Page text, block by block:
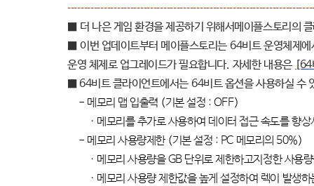
■ 더 나은 게임 환경을 제공하기 위해서메이플스토리의
■이번 업데이트부터 메이플스토리는64비트 운영체제
운영 체제로 업그레이드가 필요합니다. 자세한 내용은 [64
■ 64비트 클라이언트에서는64비트 옵션을 사용하실 수
- 메모리 맵 입출력 (기본 설정 : OFF)
· 메모리를 추가로 사용하여 데이터 접근 속도를 향상
- 메모리 사용량제한(기본 설정 : PC 메모리의 50%)
· 메모리 사용량을GB 단위로 제한하고지정한 사용
· 메모리 사용량 제한값을 높게 설정하여 렉이 발생